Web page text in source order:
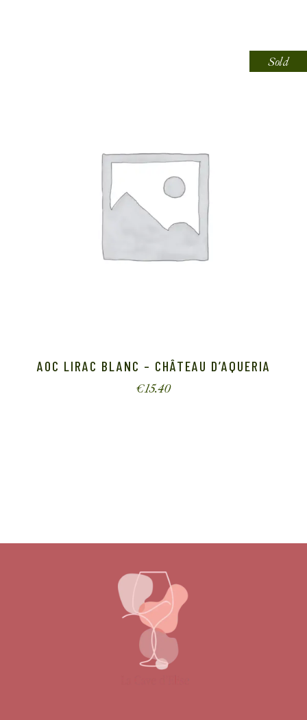
Sold
AOC LIRAC BLANC – CHÂTEAU D’AQUERIA
€15.40